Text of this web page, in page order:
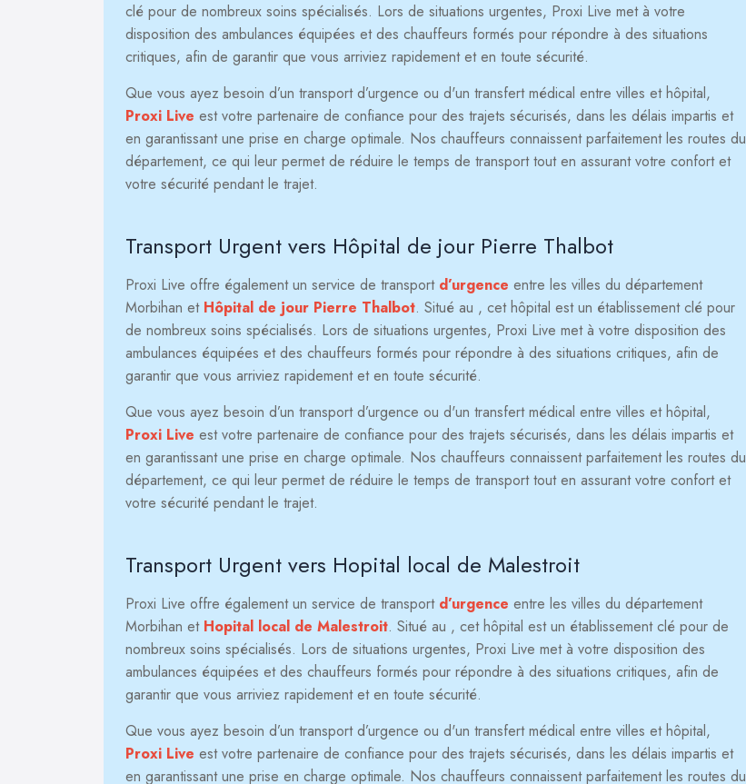
clé pour de nombreux soins spécialisés. Lors de situations urgentes, Proxi Live met à votre
disposition des ambulances équipées et des chauffeurs formés pour répondre à des situations
critiques, afin de garantir que vous arriviez rapidement et en toute sécurité.
Que vous ayez besoin d’un transport d’urgence ou d'un transfert médical entre villes et hôpital,
Proxi Live est votre partenaire de confiance pour des trajets sécurisés, dans les délais impartis et
en garantissant une prise en charge optimale. Nos chauffeurs connaissent parfaitement les routes du
département, ce qui leur permet de réduire le temps de transport tout en assurant votre confort et
votre sécurité pendant le trajet.
Transport Urgent vers Hôpital de jour Pierre Thalbot
Proxi Live offre également un service de transport d’urgence entre les villes du département
Morbihan et Hôpital de jour Pierre Thalbot. Situé au , cet hôpital est un établissement clé pour
de nombreux soins spécialisés. Lors de situations urgentes, Proxi Live met à votre disposition des
ambulances équipées et des chauffeurs formés pour répondre à des situations critiques, afin de
garantir que vous arriviez rapidement et en toute sécurité.
Que vous ayez besoin d’un transport d’urgence ou d'un transfert médical entre villes et hôpital,
Proxi Live est votre partenaire de confiance pour des trajets sécurisés, dans les délais impartis et
en garantissant une prise en charge optimale. Nos chauffeurs connaissent parfaitement les routes du
département, ce qui leur permet de réduire le temps de transport tout en assurant votre confort et
votre sécurité pendant le trajet.
Transport Urgent vers Hopital local de Malestroit
Proxi Live offre également un service de transport d’urgence entre les villes du département
Morbihan et Hopital local de Malestroit. Situé au , cet hôpital est un établissement clé pour de
nombreux soins spécialisés. Lors de situations urgentes, Proxi Live met à votre disposition des
ambulances équipées et des chauffeurs formés pour répondre à des situations critiques, afin de
garantir que vous arriviez rapidement et en toute sécurité.
Que vous ayez besoin d’un transport d’urgence ou d'un transfert médical entre villes et hôpital,
Proxi Live est votre partenaire de confiance pour des trajets sécurisés, dans les délais impartis et
en garantissant une prise en charge optimale. Nos chauffeurs connaissent parfaitement les routes du